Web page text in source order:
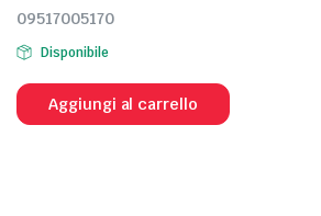
09517005170
Disponibile
Aggiungi al carrello